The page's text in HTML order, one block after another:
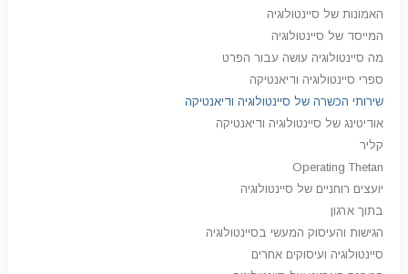
האמונות של סיינטולוגיה
המייסד של סיינטולוגיה
מה סיינטולוגיה עושה עבור הפרט
ספרי סיינטולוגיה ודיאנטיקה
שירותי הכשרה של סיינטולוגיה ודיאנטיקה
אודיטינג של סיינטולוגיה ודיאנטיקה
קליר
Operating Thetan
יועצים רוחניים של סיינטולוגיה
בתוך ארגון
הגישות והעיסוק המעשי בסיינטולוגיה
סיינטולוגיה ועיסוקים אחרים